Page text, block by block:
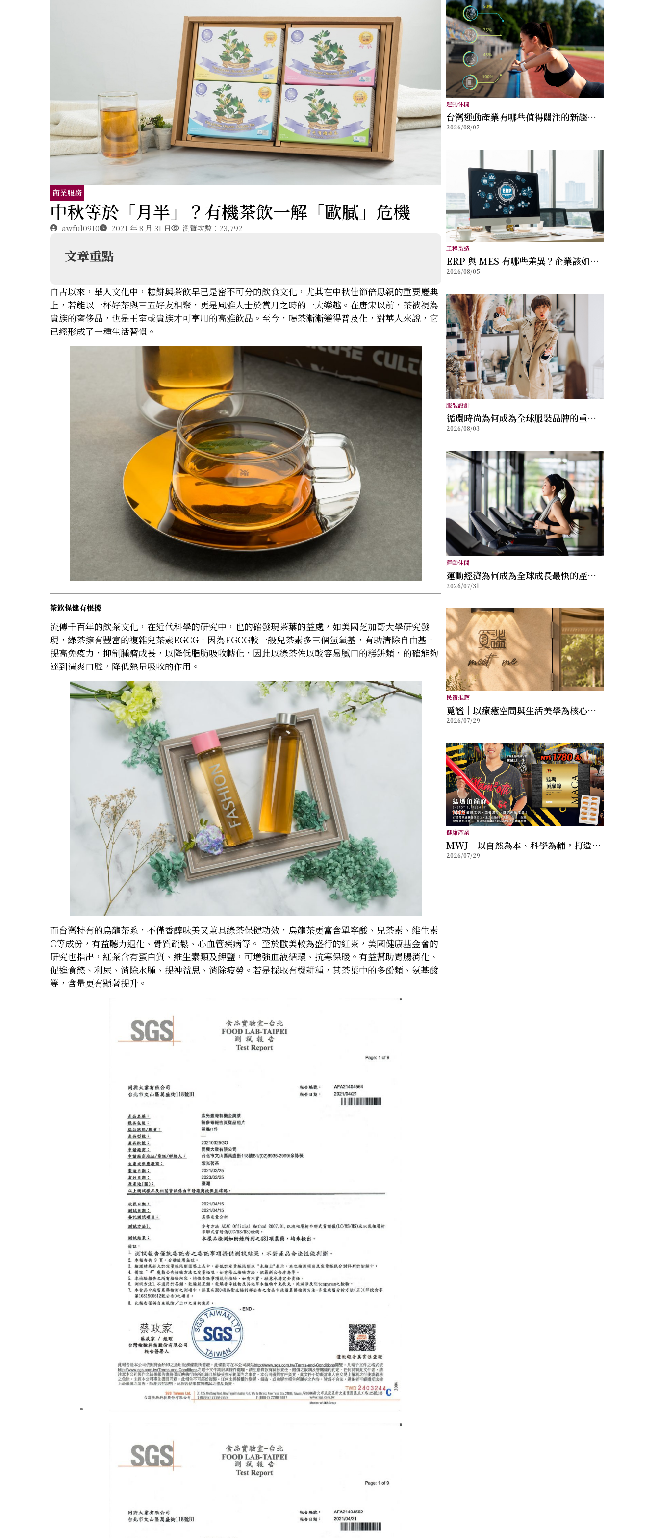
商業服務
中秋等於「月半」？有機茶飲一解「歐膩」危機
awful0910 2021 年 8 月 31 日 瀏覽次數：23,792
文章重點
自古以來，華人文化中，糕餅與茶飲早已是密不可分的飲食文化，尤其在中秋佳節倍思親的重要慶典
上，若能以一杯好茶與三五好友相聚，更是風雅人士於賞月之時的一大樂趣。在唐宋以前，茶被視為
貴族的奢侈品，也是王室或貴族才可享用的高雅飲品。至今，喝茶漸漸變得普及化，對華人來說，它
已經形成了一種生活習慣。
茶飲保健有根據
流傳千百年的飲茶文化，在近代科學的研究中，也的確發現茶葉的益處，如美國芝加哥大學研究發
現，綠茶擁有豐富的複雜兒茶素EGCG，因為EGCG較一般兒茶素多三個氫氧基，有助清除自由基，
提高免疫力，抑制腫瘤成長，以降低脂肪吸收轉化，因此以綠茶佐以較容易膩口的糕餅類，的確能夠
達到清爽口腔，降低熱量吸收的作用。
而台灣特有的烏龍茶系，不僅香醇味美又兼具綠茶保健功效，烏龍茶更富含單寧酸、兒茶素、維生素
C等成份，有益聽力退化、骨質疏鬆、心血管疾病等。 至於歐美較為盛行的紅茶，美國健康基金會的
研究也指出，紅茶含有蛋白質、維生素類及鉀鹽，可增強血液循環、抗寒保暖。有益幫助胃腸消化、
促進食慾、利尿、消除水腫、提神益思、消除疲勞。若是採取有機耕種，其茶葉中的多酚類、氨基酸
等，含量更有顯著提升。
運動休閒
台灣運動產業有哪些值得關注的新趨
勢？
2026/08/07
工程製造
ERP 與 MES 有哪些差異？企業該如何
選擇？
2026/08/05
服裝設計
循環時尚為何成為全球服裝品牌的重要
方向？
2026/08/03
運動休閒
運動經濟為何成為全球成長最快的產業
之一？
2026/07/31
民宿推薦
覓謐｜以療癒空間與生活美學為核心，
打造讓身心放鬆的質感生活提案
2026/07/29
健康產業
MWJ｜以自然為本、科學為輔，打造兼
顧健康與幸福的全方位保健品牌
2026/07/29